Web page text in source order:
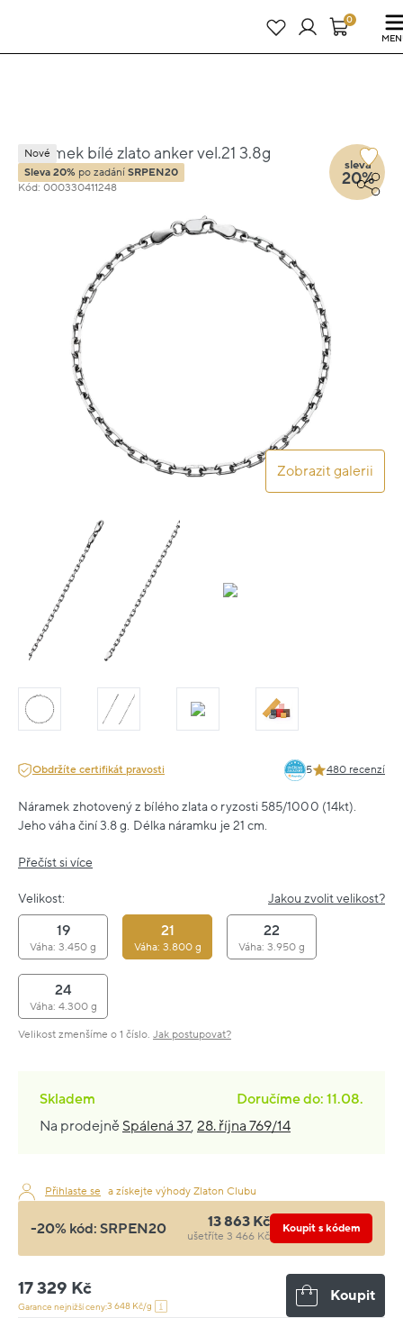
25 dní : 4h : 31m : 16s
0
Náramek bílé zlato anker vel.21 3.8g
Kód: 000330411248
Zobrazit galerii
Nové
Sleva 20% po zadání SRPEN20
sleva
20%
Obdržíte certifikát pravosti 5 480 recenzí
Náramek zhotovený z bílého zlata o ryzosti 585/1000 (14kt).
Jeho váha činí 3.8 g. Délka náramku je 21 cm.
Přečíst si více
Velikost: Jakou zvolit velikost?
19
Váha: 3.450 g
21
Váha: 3.800 g
22
Váha: 3.950 g
24
Váha: 4.300 g
Velikost zmenšíme o 1 číslo. Jak postupovat?
Skladem
Doručíme do: 11.08.
Na prodejně Spálená 37, 28. října 769/14
Přihlaste se a získejte výhody Zlaton Clubu
-20% kód: SRPEN20 13 863 Kč
ušetříte 3 466 Kč
Koupit s kódem
17 329 Kč
Garance nejnižší ceny:3 648 Kč/g
Koupit